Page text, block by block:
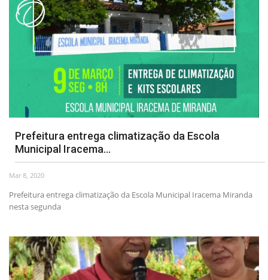
Prefeitura entrega climatização da Escola
Municipal Iracema...
Mar 8, 2020
Prefeitura entrega climatização da Escola Municipal Iracema Miranda
nesta segunda